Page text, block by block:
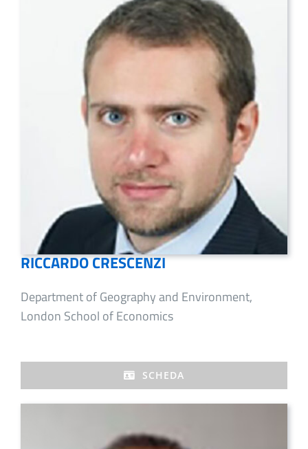
RICCARDO CRESCENZI
Department of Geography and Environment,
London School of Economics
SCHEDA